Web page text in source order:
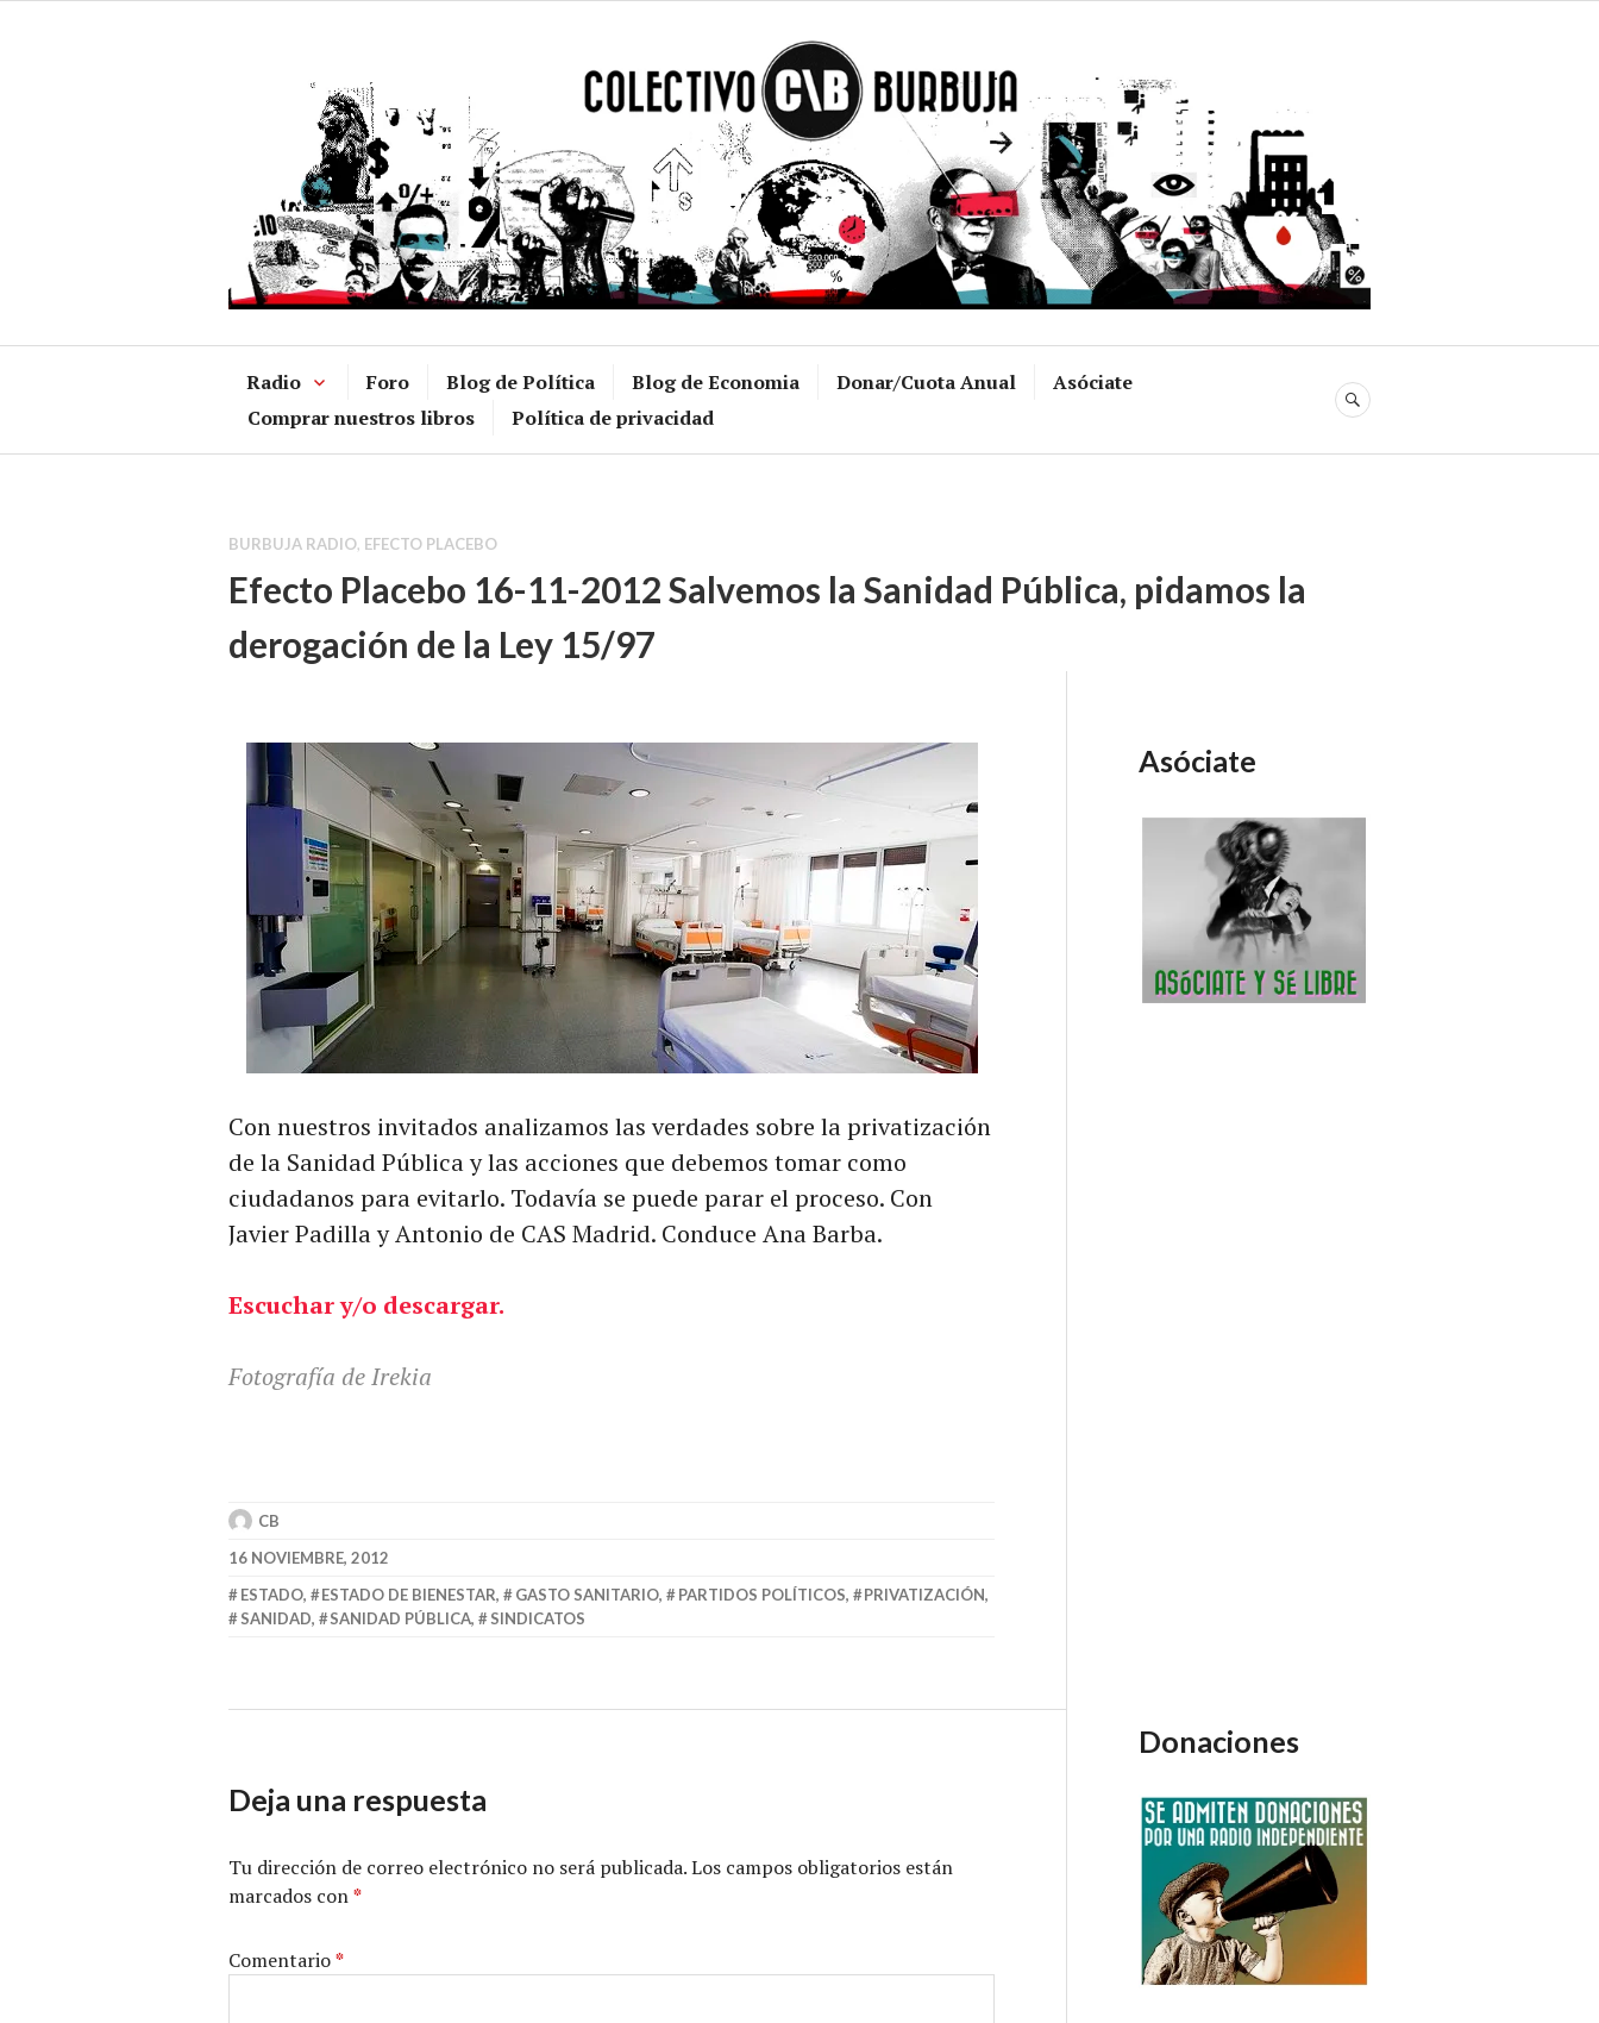
Radio Foro Blog de Política Blog de Economia Donar/Cuota Anual
Asóciate
Comprar nuestros libros
Política de privacidad
BUSCAR
BURBUJA RADIO, EFECTO PLACEBO
Efecto Placebo 16-11-2012 Salvemos la Sanidad Pública, pidamos la
derogación de la Ley 15/97
Con nuestros invitados analizamos las verdades sobre la privatización
de la Sanidad Pública y las acciones que debemos tomar como
ciudadanos para evitarlo. Todavía se puede parar el proceso. Con
Javier Padilla y Antonio de CAS Madrid. Conduce Ana Barba.
Escuchar y/o descargar.
Fotografía de Irekia
CB
16 NOVIEMBRE, 2012
ESTADO, ESTADO DE BIENESTAR, GASTO SANITARIO, PARTIDOS POLÍTICOS, PRIVATIZACIÓN,
SANIDAD, SANIDAD PÚBLICA, SINDICATOS
Deja una respuesta
Tu dirección de correo electrónico no será publicada.Los campos obligatorios están
marcados con*
Comentario*
Asóciate
Donaciones